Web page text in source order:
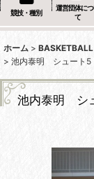
競技・種別
運営団体に
て
ホーム > BASKETBALL
> 池内泰明 シュート5
池内泰明 シ